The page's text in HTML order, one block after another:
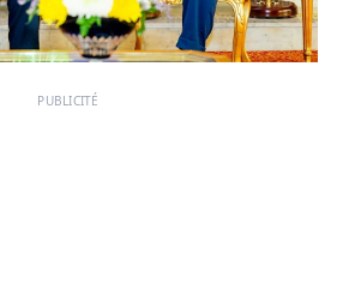
PUBLICITÉ